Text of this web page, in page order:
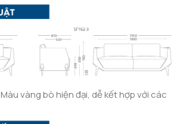
Màu vàng bò hiện đại, dễ kết hợp với các